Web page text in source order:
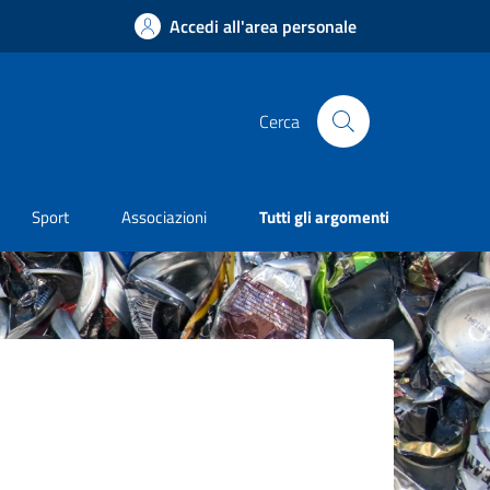
Accedi all'area personale
Cerca
Sport Associazioni Tutti gli argomenti